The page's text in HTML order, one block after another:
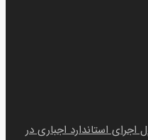
اجرای استاندارد اجباری در